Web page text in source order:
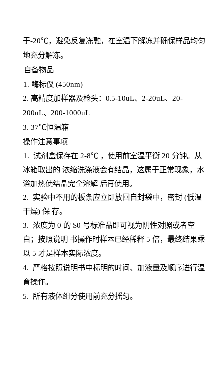
于-20℃，避免反复冻融，在室温下解冻并确保样品均匀
地充分解冻。
自备物品
1 . 酶标仪 (450nm)
2. 高精度加样器及枪头： 0.5-10uL、 2-20uL、 20-
200uL、 200-1000uL
3. 37℃恒温箱
操作注意事项
1. 试剂盒保存在 2-8℃ ，使用前室温平衡 20 分钟。从
冰箱取出的 浓缩洗涤液会有结晶，这属于正常现象，水
浴加热使结晶完全溶解 后再使用。
2. 实验中不用的板条应立即放回自封袋中，密封(低温
干燥) 保 存。
3. 浓度为 0 的 S0 号标准品即可视为阴性对照或者空
白；按照说明 书操作时样本已经稀释5 倍，最终结果乘
以 5 才是样本实际浓度。
4. 严格按照说明书中标明的时间、加液量及顺序进行温
育操作。
5. 所有液体组分使用前充分摇匀。